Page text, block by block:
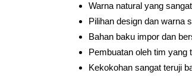
Warna natural yang
Pilihan design dan warna
Bahan baku impor dan
Pembuatan oleh tim yang
Kekokohan sangat teruji